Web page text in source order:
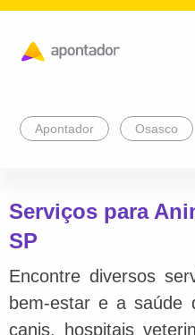
Apontador Osasco
Serviços para
SP
Encontre diversos
bem-estar e a saúde
canis, hospitais